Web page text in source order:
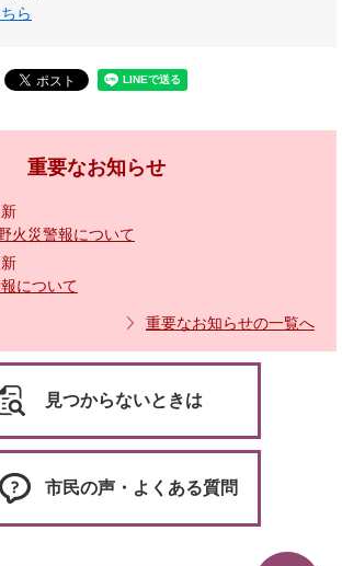
ら
重要なお知らせ
火災警報について
について
重要なお知らせの一覧へ
見つからないときは
市民の声・よくある質問